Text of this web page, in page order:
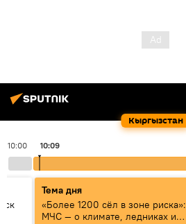
Кыргызстан
10:00 10:09
Тема дня
«Более 1200 сёл в зоне риска»:
МЧС — о климате, ледниках и